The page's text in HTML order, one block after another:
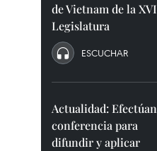
de Vietnam de la XVI
Legislatura
ESCUCHAR
Actualidad: Efectúan
conferencia para
difundir y aplicar